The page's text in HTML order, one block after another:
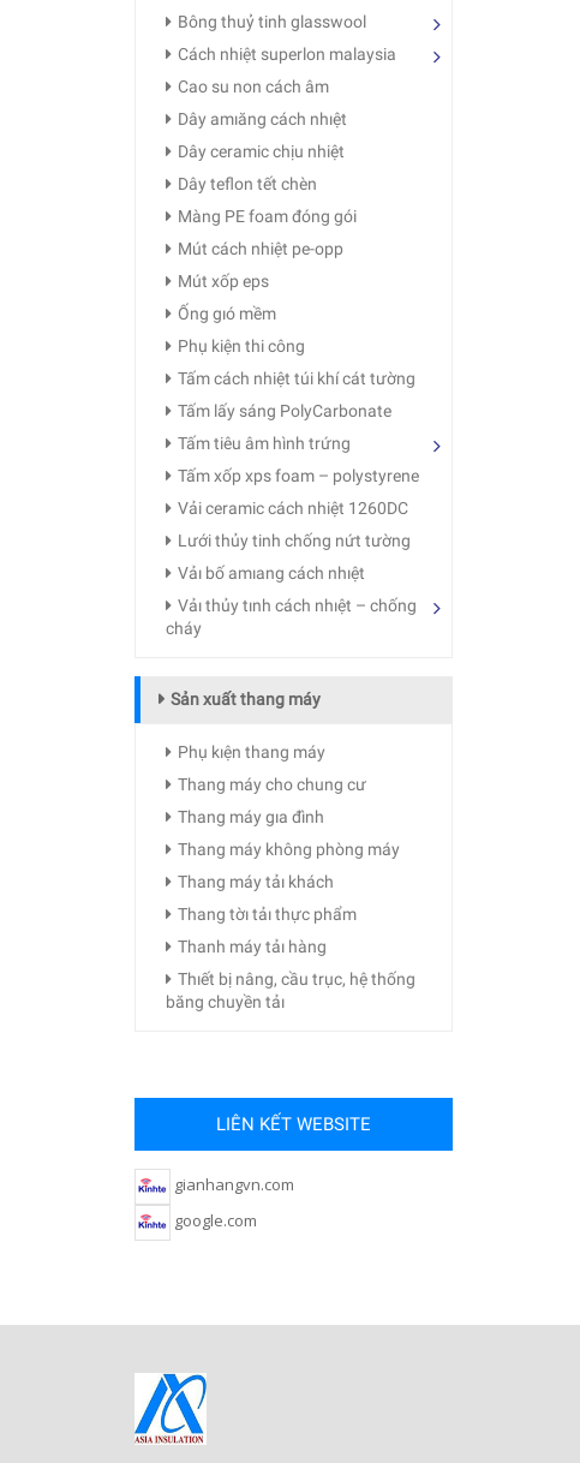
Bông thuỷ tinh glasswool
Cách nhiệt superlon malaysia
Cao su non cách âm
Dây amıăng cách nhıệt
Dây ceramic chịu nhiệt
Dây teflon tết chèn
Màng PE foam đóng gói
Mút cách nhiệt pe-opp
Mút xốp eps
Ống gıó mềm
Phụ kiện thi công
Tấm cách nhiệt túi khí cát tường
Tấm lấy sáng PolyCarbonate
Tấm tiêu âm hình trứng
Tấm xốp xps foam – polystyrene
Vải ceramic cách nhiệt 1260DC
Lưới thủy tinh chống nứt tường
Vảı bố amıang cách nhıệt
Vảı thủy tınh cách nhıệt – chống
cháy
Sản xuất thang máy
Phụ kıện thang máy
Thang máy cho chung cư
Thang máy gıa đình
Thang máy không phòng máy
Thang máy tảı khách
Thang tờı tảı thực phẩm
Thanh máy tảı hàng
Thıết bị nâng, cầu trục, hệ thống
băng chuyền tảı
LIÊN KẾT WEBSITE
gianhangvn.com
google.com